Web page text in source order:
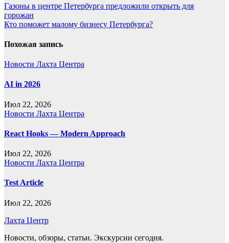
Навигация
по
Газоны в центре Петербурга предложили открыть для
горожан
Кто поможет малому бизнесу Петербурга?
Похожая запись
Новости Лахта Центра
AI in 2026
Июл 22, 2026
Новости Лахта Центра
React Hooks — Modern Approach
Июл 22, 2026
Новости Лахта Центра
Test Article
Июл 22, 2026
Лахта Центр
Новости, обзоры, статьи. Экскурсии сегодня.